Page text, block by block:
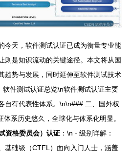
今天，软件测试认证已成为衡量专业能
则是知识流动的关键途径。本文将从国
趋势与发展，同时延伸至软件测试技术
件测试认证总览\n软件测试认证主要
自有代表性体系。\n\n### 二、国外权
系历史悠久，全球化与体系化明显。
资格委员会）认证 ：\n - 级别详解：
基础级（CTFL）面向入门人士，涵盖